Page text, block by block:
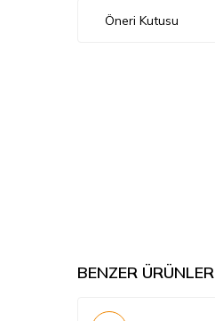
Öneri Kutusu
BENZER ÜRÜNLER